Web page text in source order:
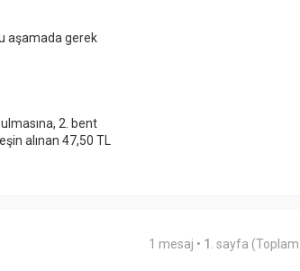
aşamada gerek
2. bent
alınan 47,50 TL
1 mesaj • 1 . sayfa (Toplam